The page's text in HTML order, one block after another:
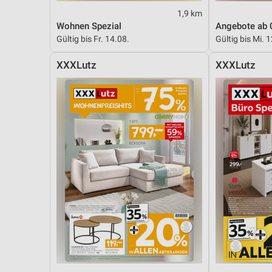
1,9 km
Wohnen Spezial
Gültig bis Fr. 14.08.
Angebote ab
Gültig bis Mi.
XXXLutz XXXLutz